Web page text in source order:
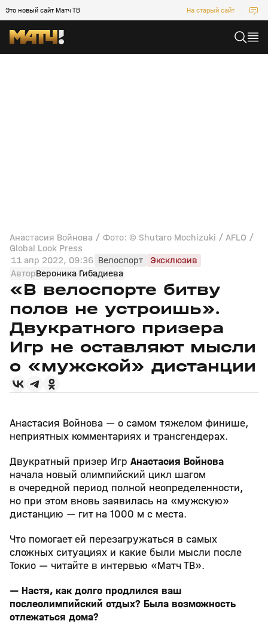
Это новый сайт Матч ТВ На старый сайт
Анастасия Войнова / Фото: © Shutaro Mochizuki / AFLO /
Global Look Press
11 апр 2022, 09:36 Велоспорт
Эксклюзив
АвторВероника Гибадиева
«В велоспорте битву
полов не устроишь».
Двукратного призера
Игр не оставляют мысли
о «мужской» дистанции
Анастасия Войнова — о самом тяжелом финише,
неприятных комментариях и трансгендерах.
Двукратный призер Игр Анастасия Войнова
начала новый олимпийский цикл шагом
в очередной период полной неопределенности,
но при этом вновь заявилась на «мужскую»
дистанцию — гит на 1000 м с места.
Что помогает ей перезагружаться в самых
сложных ситуациях и какие были мысли после
Токио — читайте в интервью «Матч ТВ».
— Настя, как долго продлился ваш
послеолимпийский отдых? Была возможность
отлежаться дома?